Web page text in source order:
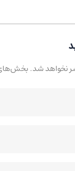
نخواهد شد.بخش‌های